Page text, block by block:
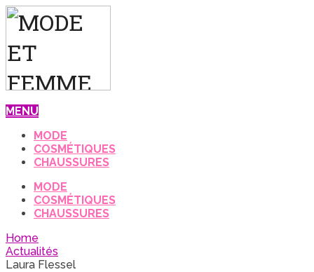
MENU
MODE
COSMÉTIQUES
CHAUSSURES
MODE
COSMÉTIQUES
CHAUSSURES
Home
Actualités
Laura Flessel